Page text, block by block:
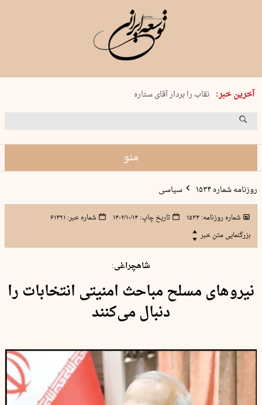
آخرین خبر:
پنجشنبه 15 مرداد 1405 شماره 2243
نقاب را بردار آقای ستاره
کدام فوتبال؟
منو
روزنامه شماره ۱۵۳۴ سیاسی
شماره روزنامه:۱۵۳۴ تاریخ چاپ:۱۴۰۲/۱۰/۱۴ شماره خبر: ۶۱۴۹۱
بزرگنمایی متن خبر
شاهچراغی:
نیروهای مسلح مباحث امنیتی انتخابات را
دنبال می‌کنند